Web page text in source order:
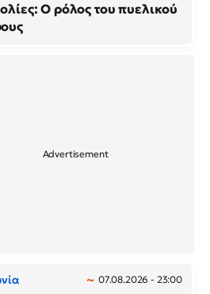
Ο ρόλος του πυελικού
07.08.2026 - 23:00